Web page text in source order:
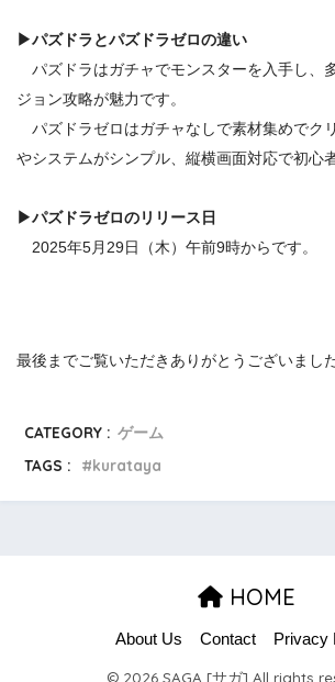
▶パズドラとパズドラゼロの違い
パズドラはガチャでモンスターを入手し、
ジョン攻略が魅力です。
パズドラゼロはガチャなしで素材集めでク
やシステムがシンプル、縦横画面対応で初心
▶パズドラゼロのリリース日
2025年5月29日（木）午前9時からです。
最後までご覧いただきありがとうございまし
CATEGORY : ゲーム
TAGS :
kurataya
HOME
About Us Contact Privacy
© 2026 SAGA [サガ] All rights